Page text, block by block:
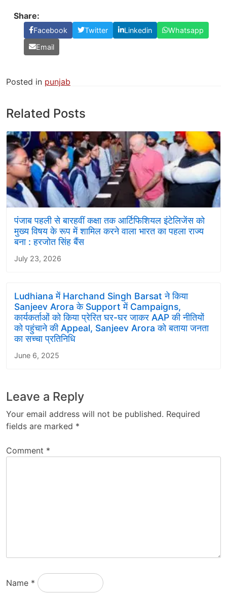
Share:
Facebook Twitter Linkedin
Whatsapp
Email
Posted in punjab
Related Posts
पंजाब पहली से बारहवीं कक्षा तक आर्टिफिशियल इंटेलिजेंस को
मुख्य विषय के रूप में शामिल करने वाला भारत का पहला राज्य
बना : हरजोत सिंह बैंस
July 23, 2026
Ludhiana में Harchand Singh Barsat ने किया
Sanjeev Arora के Support में Campaigns,
कार्यकर्ताओं को किया प्रेरित घर-घर जाकर AAP की नीतियों
को पहुंचाने की Appeal, Sanjeev Arora को बताया जनता
का सच्चा प्रतिनिधि
June 6, 2025
Leave a Reply
Your email address will not be published. Required
fields are marked *
Comment *
Name *